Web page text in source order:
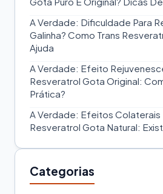
A Verdade: Dificuldade Para
Galinha? Como Trans
Ajuda
A Verdade: Efeito
Resveratrol Gota Original:
Prática?
A Verdade: Efeitos Colaterais
Resveratrol Gota Natural:
Categorias